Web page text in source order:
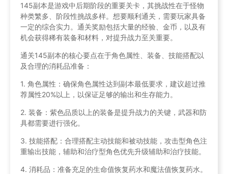
145副本是游戏中后期阶段的重要关卡，其挑战性在于怪物
种类繁多、阶段性挑战多样。想要顺利通关，需要玩家具备
一定的综合实力。通关奖励包括大量的经验、金币，以及有
机会获得稀有装备和材料，对提升战力至关重要。
通关145副本的核心要点在于角色属性、装备、技能搭配以
及合理的消耗品准备：
1. 角色属性：确保角色属性达到副本最低要求，建议超过推
荐属性20%以上，以保证足够的输出和生存能力。
2. 装备：紫色品质以上的装备是提升战力的关键，武器和防
具都需要进行强化。
3. 技能搭配：合理搭配主动技能和被动技能，攻击型角色注
重输出技能，辅助和治疗型角色优先升级辅助和治疗技能。
4. 消耗品：准备充足的生命值恢复药水和魔法值恢复药水。